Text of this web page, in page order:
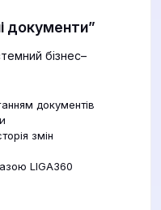
документи”
бізнес–
документів
змін
LIGA360